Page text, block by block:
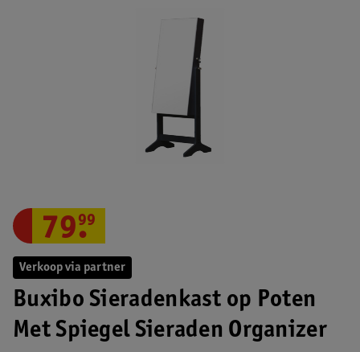
Verkoop via partner
Buxibo Sieradenkast op Poten
Met Spiegel Sieraden Organizer
79.
99